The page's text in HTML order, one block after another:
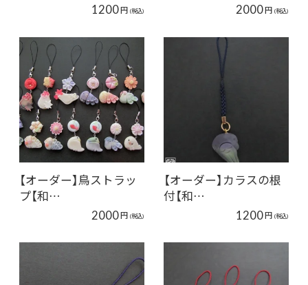
1200円 (税込)
2000円 (税込)
【オーダー】鳥ストラッ
プ【和…
2000円 (税込)
【オーダー】カラスの根
付【和…
1200円 (税込)